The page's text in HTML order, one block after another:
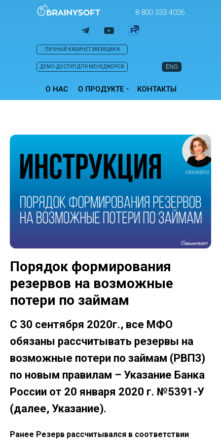
8 800 333 4026
ENG
КОНТАКТЫ
О ПРОДУКТЕ
О НАС
ЛИЧНЫЙ КАБИНЕТ ЗАЕМЩИКА
ДЕМО-ДОСТУП ДЛЯ МЕНЕДЖЕРОВ
Порядок формирования
резервов на возможные
потери по займам
С 30 сентября 2020г., все МФО
обязаны рассчитывать резервы на
возможные потери по займам (РВПЗ)
по новым правилам – Указание Банка
России от 20 января 2020 г. №5391-У
(далее, Указание).
Ранее Резерв рассчитывался в соответствии